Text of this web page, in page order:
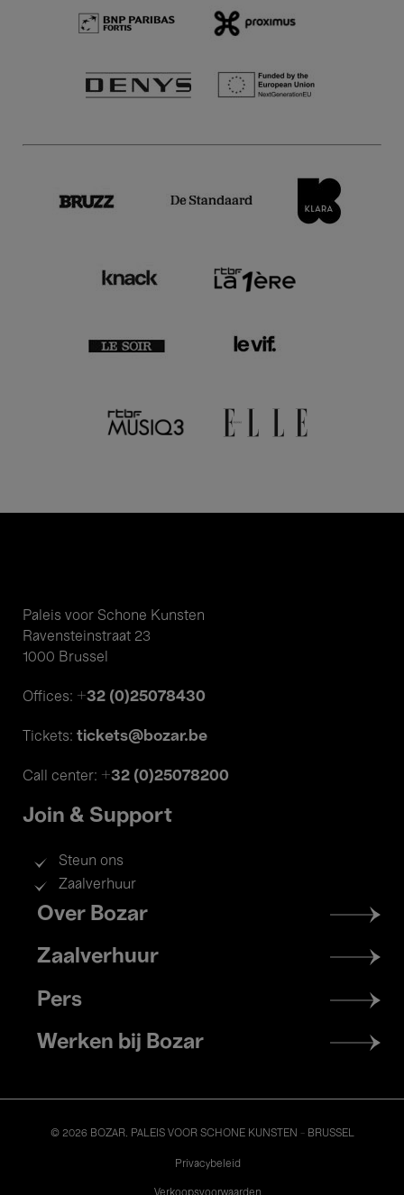
Paleis voor Schone Kunsten
Ravensteinstraat 23
1000 Brussel
Offices: +32 (0)25078430
Tickets: tickets@bozar.be
Call center: +32 (0)25078200
Join & Support
Steun ons
Zaalverhuur
Footer
menu
Over Bozar
Zaalverhuur
Pers
Werken bij Bozar
© 2026 BOZAR. PALEIS VOOR SCHONE KUNSTEN - BRUSSEL
Privacybeleid
Verkoopsvoorwaarden